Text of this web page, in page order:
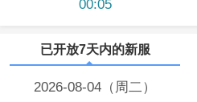
00:05
已开放7天内的新服
2026-08-04（周二）